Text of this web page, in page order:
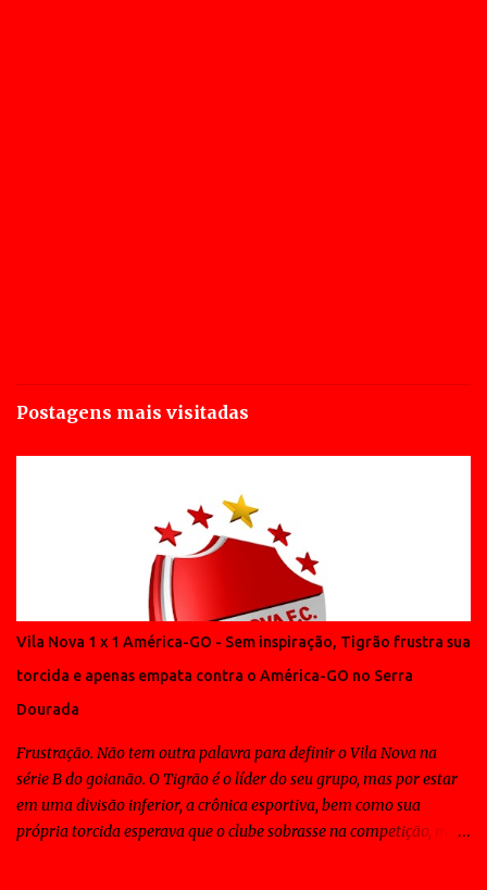
Postagens mais visitadas
Vila Nova 1 x 1 América-GO - Sem inspiração, Tigrão frustra sua
torcida e apenas empata contra o América-GO no Serra
Dourada
Frustração. Não tem outra palavra para definir o Vila Nova na
série B do goianão. O Tigrão é o líder do seu grupo, mas por estar
em uma divisão inferior, a crônica esportiva, bem como sua
própria torcida esperava que o clube sobrasse na competição, mas